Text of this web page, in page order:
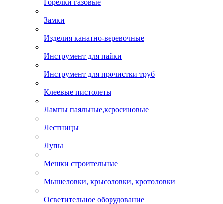
Горелки газовые
Замки
Изделия канатно-веревочные
Инструмент для пайки
Инструмент для прочистки труб
Клеевые пистолеты
Лампы паяльные,керосиновые
Лестницы
Лупы
Мешки строительные
Мышеловки, крысоловки, кротоловки
Осветительное оборудование